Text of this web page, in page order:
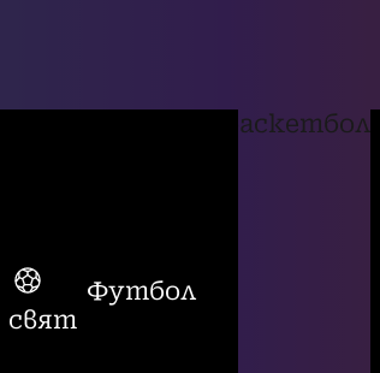
Футбол
свят
баскетбол